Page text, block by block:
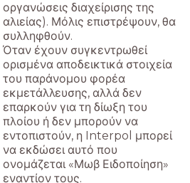
οργανώσεις διαχείρισης της
αλιείας). Μόλις επιστρέψουν, θα
συλληφθούν.
Όταν έχουν συγκεντρωθεί
ορισμένα αποδεικτικά στοιχεία
του παράνομου φορέα
εκμετάλλευσης, αλλά δεν
επαρκούν για τη δίωξη του
πλοίου ή δεν μπορούν να
εντοπιστούν, η Interpol μπορεί
να εκδώσει αυτό που
ονομάζεται «Μωβ Ειδοποίηση»
εναντίον τους.